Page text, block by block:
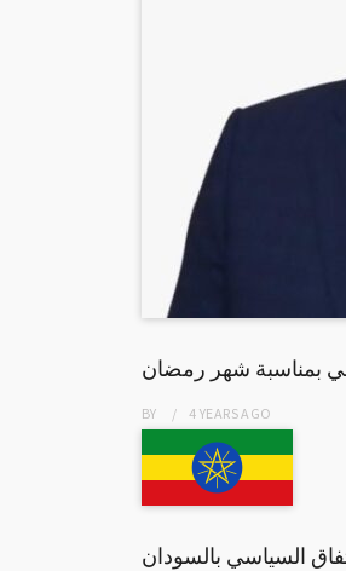
بمناسبة شهر رمضان
BY 4 YEARSAGO
السياسي بالسودان